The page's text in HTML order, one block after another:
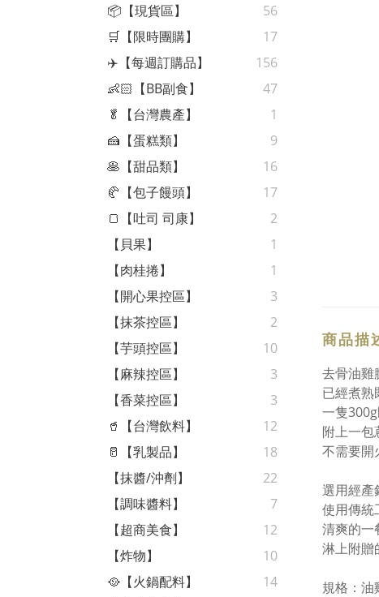
📦【現貨區】
56
🛒【限時團購】
17
✈️【每週訂購品】
156
👶🏻【BB副食】
47
🥬【台灣農產】
1
🍰【蛋糕類】
9
🥞【甜品類】
16
🥐【包子饅頭】
17
🍞【吐司 司康】
2
【貝果】
1
【肉桂捲】
1
【開心果控區】
3
【抹茶控區】
2
【芋頭控區】
10
【麻辣控區】
3
【香菜控區】
3
🥤【台灣飲料】
12
🥛【乳製品】
18
【抹醬/沖劑】
22
【調味醬料】
7
【超商美食】
12
【炸物】
10
🥘【火鍋配料】
14
商品描
去骨油雞
已經煮熟
一隻
附上一包
不需要開
選用經產
使用傳統
清爽的一
淋上附贈
規格：